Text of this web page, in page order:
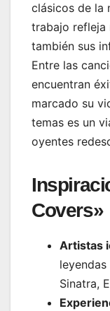
clásicos de la
trabajo refleja
también sus
Entre las
encuentran
marcado su
temas es un
oyentes
Covers»
Artistas
Sinatra,